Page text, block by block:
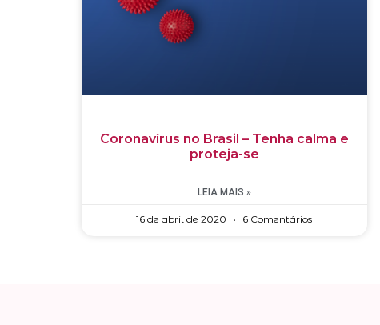
Coronavírus no Brasil – Tenha calma e
proteja-se
LEIA MAIS »
16 de abril de 2020 6 Comentários